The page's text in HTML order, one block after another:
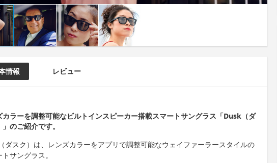
情報 レビュー
カラーを調整可能なビルトインスピーカー搭載スマートサングラス「Dusk（ダ
のご紹介です。
ダスク）は、レンズカラーをアプリで調整可能なウェイファーラースタイルの
サングラス。